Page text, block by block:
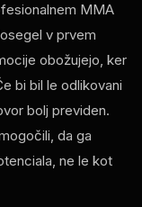
MMA
v prvem
obožujejo, ker
bi bil le odlikovani
bolj previden.
da ga
ne le kot